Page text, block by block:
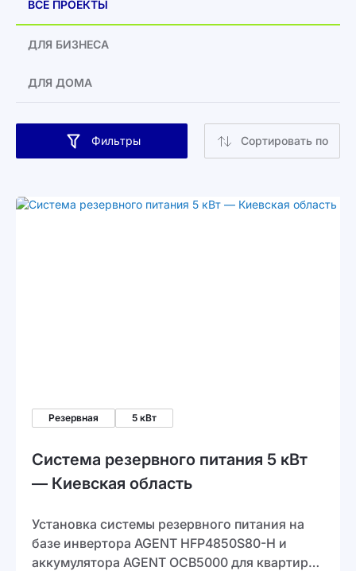
ВСЕ ПРОЕКТЫ
ДЛЯ БИЗНЕСА
ДЛЯ ДОМА
Фильтры Сортировать по
Резервная 5 кВт
Система резервного питания 5 кВт
— Киевская область
Установка системы резервного питания на
базе инвертора AGENT HFP4850S80-H и
аккумулятора AGENT OCB5000 для квартиры.